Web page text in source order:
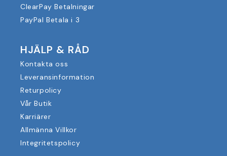
ClearPay Betalningar
PayPal Betala i 3
HJÄLP & RÅD
Kontakta oss
Leveransinformation
Returpolicy
Vår Butik
Karriärer
Allmänna Villkor
Integritetspolicy